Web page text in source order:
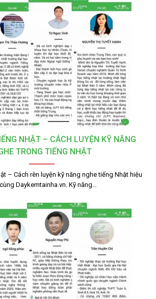
NHẬT – CÁCH LUYỆN KỸ NĂNG
TRONG TIẾNG NHẬT
– Cách rèn luyện kỹ năng nghe tiếng Nhật hiệu
Daykemtainha.vn. Kỹ năng…